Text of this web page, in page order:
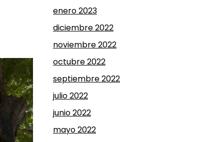
enero 2023
diciembre 2022
noviembre 2022
octubre 2022
septiembre 2022
julio 2022
junio 2022
mayo 2022